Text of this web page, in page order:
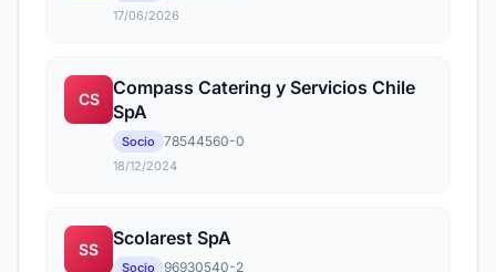
17/06/2026
CS
Compass Catering y Servicios Chile
SpA
Socio 78544560-0
18/12/2024
SS
Scolarest SpA
Socio 96930540-2